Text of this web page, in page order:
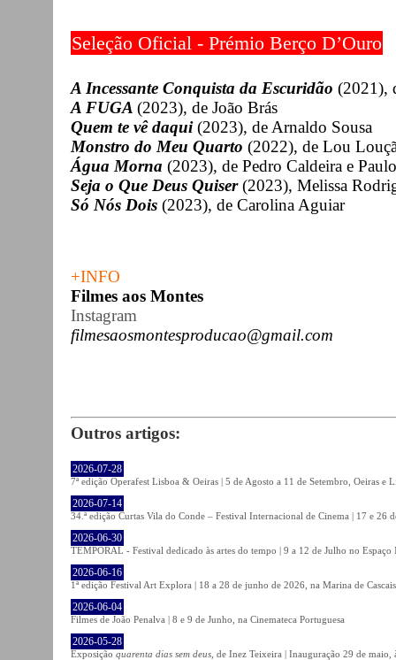
Seleção Oficial - Prémio Berço D’Ouro
A Incessante Conquista da Escuridão (2021),
A FUGA (2023), de João Brás
Quem te vê daqui(2023), de Arnaldo Sousa
Monstro do Meu Quarto (2022), de Lou
Água Morna (2023), de Pedro Caldeira e
Seja o Que Deus Quiser(2023), Melissa
Só Nós Dois (2023), de Carolina Aguiar
+INFO
Filmes aos Montes
Instagram
filmesaosmontesproducao@gmail.com
Outros artigos:
2026-07-28
7ª edição Operafest Lisboa & Oeiras | 5 de Agosto a 11 de Setembro, Oeiras e
2026-07-14
34.ª edição Curtas Vila do Conde – Festival Internacional de Cinema | 17 e 26
2026-06-30
TEMPORAL - Festival dedicado às artes do tempo | 9 a 12 de Julho no
2026-06-16
1ª edição Festival Art Explora | 18 a 28 de junho de 2026, na Marina de Cascais
2026-06-04
Filmes de João Penalva | 8 e 9 de Junho, na Cinemateca Portuguesa
2026-05-28
Exposição quarenta dias sem deus , de Inez Teixeira | Inauguração 29 de